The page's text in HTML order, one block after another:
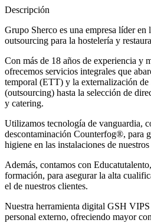
Descripción
Grupo Sherco es una empresa líder en
outsourcing para la hostelería y
Con más de 18 años de experiencia y
ofrecemos servicios integrales que
temporal (ETT) y la externalización de
(outsourcing) hasta la selección de
y catering.
Utilizamos tecnología de vanguardia,
descontaminación Counterfog®, para
higiene en las instalaciones de
Además, contamos con
formación, para asegurar la alta
el de nuestros clientes.
Nuestra herramienta digital GSH
personal externo, ofreciendo mayor